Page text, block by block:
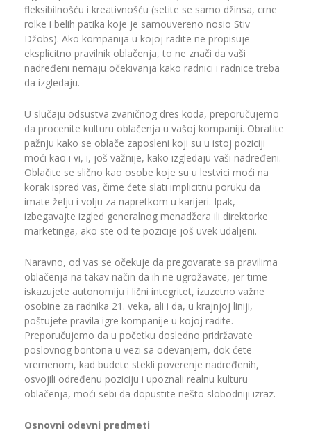
fleksibilnošću i kreativnošću (setite se samo džinsa, crne
rolke i belih patika koje je samouvereno nosio Stiv
Džobs). Ako kompanija u kojoj radite ne propisuje
eksplicitno pravilnik oblačenja, to ne znači da vaši
nadređeni nemaju očekivanja kako radnici i radnice treba
da izgledaju.
U slučaju odsustva zvaničnog dres koda, preporučujemo
da procenite kulturu oblačenja u vašoj kompaniji. Obratite
pažnju kako se oblače zaposleni koji su u istoj poziciji
moći kao i vi, i, još važnije, kako izgledaju vaši nadređeni.
Oblačite se slično kao osobe koje su u lestvici moći na
korak ispred vas, čime ćete slati implicitnu poruku da
imate želju i volju za napretkom u karijeri. Ipak,
izbegavajte izgled generalnog menadžera ili direktorke
marketinga, ako ste od te pozicije još uvek udaljeni.
Naravno, od vas se očekuje da pregovarate sa pravilima
oblačenja na takav način da ih ne ugrožavate, jer time
iskazujete autonomiju i lični integritet, izuzetno važne
osobine za radnika 21. veka, ali i da, u krajnjoj liniji,
poštujete pravila igre kompanije u kojoj radite.
Preporučujemo da u početku dosledno pridržavate
poslovnog bontona u vezi sa odevanjem, dok ćete
vremenom, kad budete stekli poverenje nadređenih,
osvojili određenu poziciju i upoznali realnu kulturu
oblačenja, moći sebi da dopustite nešto slobodniji izraz.
Osnovni odevni predmeti